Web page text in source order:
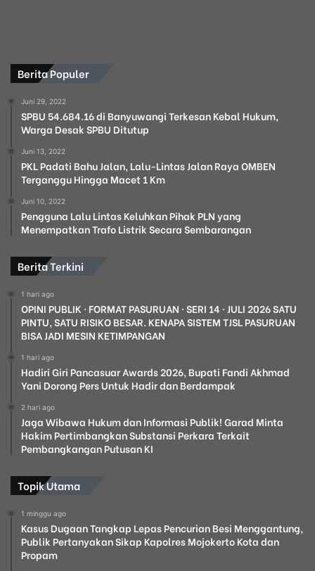
Berita Populer
Juni 29, 2022
SPBU 54.684.16 di Banyuwangi Terkesan Kebal Hukum,
Warga Desak SPBU Ditutup
Juni 13, 2022
PKL Padati Bahu Jalan, Lalu-Lintas Jalan Raya OMBEN
Terganggu Hingga Macet 1 Km
Juni 10, 2022
Pengguna Lalu Lintas Keluhkan Pihak PLN yang
Menempatkan Trafo Listrik Secara Sembarangan
Berita Terkini
1 hari ago
OPINI PUBLIK · FORMAT PASURUAN · SERI 14 · JULI 2026 SATU
PINTU, SATU RISIKO BESAR. KENAPA SISTEM TJSL PASURUAN
BISA JADI MESIN KETIMPANGAN
1 hari ago
Hadiri Giri Pancasuar Awards 2026, Bupati Fandi Akhmad
Yani Dorong Pers Untuk Hadir dan Berdampak
2 hari ago
Jaga Wibawa Hukum dan Informasi Publik! Garad Minta
Hakim Pertimbangkan Substansi Perkara Terkait
Pembangkangan Putusan KI
Topik Utama
1 minggu ago
Kasus Dugaan Tangkap Lepas Pencurian Besi Menggantung,
Publik Pertanyakan Sikap Kapolres Mojokerto Kota dan
Propam